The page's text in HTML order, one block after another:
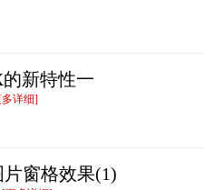
的新特性一
详细]
窗格效果(1)